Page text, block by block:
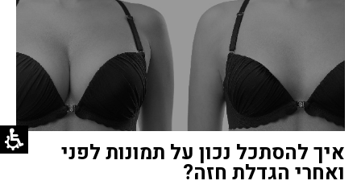
איך להסתכל נכון על תמונות לפני
ואחרי הגדלת חזה?